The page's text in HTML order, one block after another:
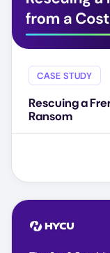
CASE STUDY
Rescuing a
Ransom